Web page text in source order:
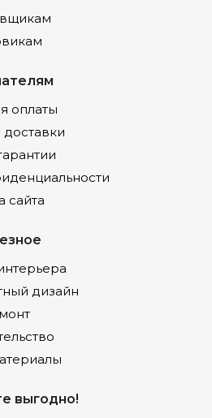
оплаты
доставки
сайта
дизайн
выгодно!